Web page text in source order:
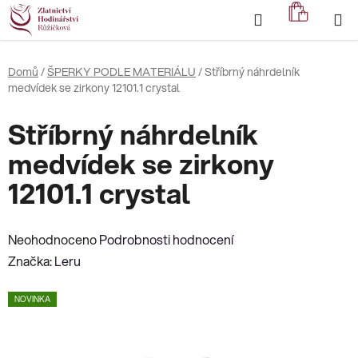
Přejít
na
obsah
Hledat
KOŠÍK
Domů /ŠPERKY PODLE MATERIÁLU /Stříbrný náhrdelník
medvídek se zirkony 12101.1 crystal
Stříbrný náhrdelník
medvídek se zirkony
12101.1 crystal
Průměrné
hodnocení
je
NeohodnocenoPodrobnosti hodnocení
Značka:Leru
NOVINKA